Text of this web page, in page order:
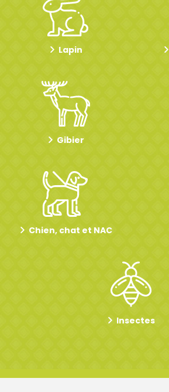
Lapin
Gibier
Chien, chat et NAC
Insectes